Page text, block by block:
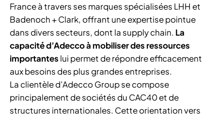
France à travers ses marques spécialisées LHH et
Badenoch + Clark, offrant une expertise pointue
dans divers secteurs, dont la supply chain. La
capacité d’Adecco à mobiliser des ressources
importantes lui permet de répondre efficacement
aux besoins des plus grandes entreprises.
La clientèle d’Adecco Group se compose
principalement de sociétés du CAC40 et de
structures internationales. Cette orientation vers